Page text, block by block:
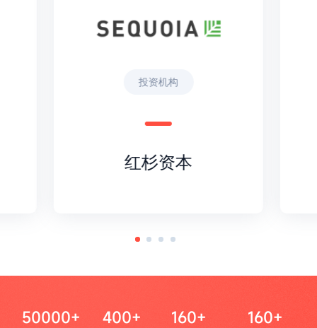
投资机构
红杉资本
50000+ 400+ 160+ 160+